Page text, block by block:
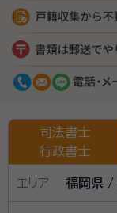
司法書士
行政書士
エリア 福岡県 /